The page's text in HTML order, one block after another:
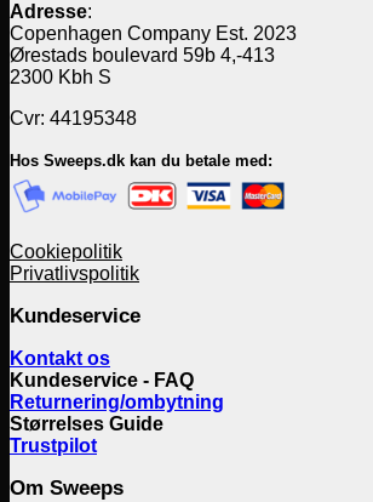
Adresse:
Copenhagen Company Est. 2023
Ørestads boulevard 59b 4,-413
2300 Kbh S
Cvr: 44195348
Hos Sweeps.dk kan du betale med:
Cookiepolitik
Privatlivspolitik
Kundeservice
Kontakt os
Kundeservice - FAQ
Returnering/ombytning
Størrelses Guide
Trustpilot
Om Sweeps